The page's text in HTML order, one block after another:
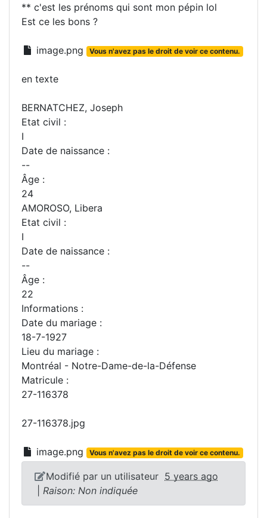
** c'est les prénoms qui sont mon pépin lol
Est ce les bons ?
image.png Vous n'avez pas le droit de voir ce contenu.
en texte
BERNATCHEZ, Joseph
Etat civil :
I
Date de naissance :
--
Âge :
24
AMOROSO, Libera
Etat civil :
I
Date de naissance :
--
Âge :
22
Informations :
Date du mariage :
18-7-1927
Lieu du mariage :
Montréal - Notre-Dame-de-la-Défense
Matricule :
27-116378
27-116378.jpg
image.png Vous n'avez pas le droit de voir ce contenu.
Modifié par un utilisateur 5 years ago
Raison: Non indiquée